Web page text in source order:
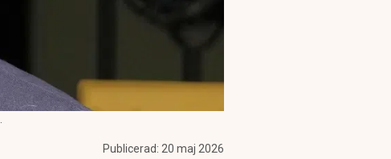
Publicerad: 20 maj 2026